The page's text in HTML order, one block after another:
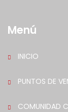
Menú
INICIO
PUNTOS DE
COMUNIDAD